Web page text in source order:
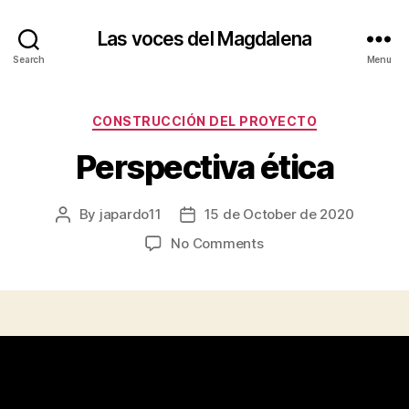
Search
Las voces del Magdalena
Menu
Categories
CONSTRUCCIÓN DEL PROYECTO
Perspectiva ética
Post
By japardo11
Post
date
15 de October de 2020
No Commentson